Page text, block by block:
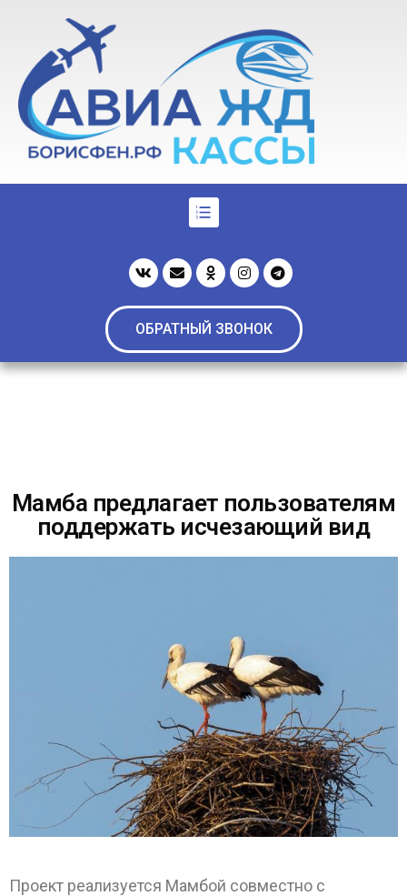
ОБРАТНЫЙ ЗВОНОК
Мамба предлагает пользователям
поддержать исчезающий вид
Проект реализуется Мамбой совместно с